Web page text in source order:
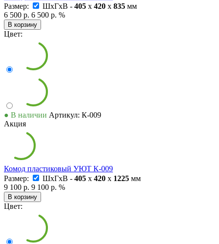
Размер:
ШxГxВ - 405 x 420 x 835 мм
6 500 р. 6 500 р. %
В корзину
Цвет:
● В наличии Артикул: К-009
Акция
Комод пластиковый УЮТ К-009
Размер:
ШxГxВ - 405 x 420 x 1225 мм
9 100 р. 9 100 р. %
В корзину
Цвет: